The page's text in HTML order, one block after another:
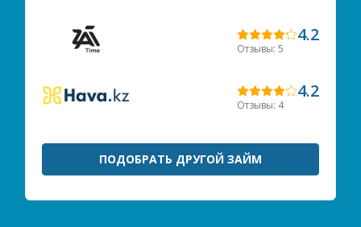
4.2
Отзывы: 5
4.2
Отзывы: 4
ПОДОБРАТЬ ДРУГОЙ ЗАЙМ